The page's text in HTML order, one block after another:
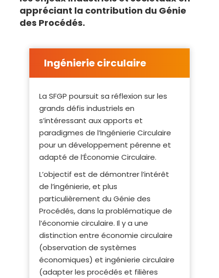
appréciant la contribution du Génie
des Procédés.
Ingénierie circulaire
La SFGP poursuit sa réflexion sur les
grands défis industriels en
s’intéressant aux apports et
paradigmes de l’Ingénierie Circulaire
pour un développement pérenne et
adapté de l’Économie Circulaire.
L’objectif est de démontrer l’intérêt
de l’ingénierie, et plus
particulièrement du Génie des
Procédés, dans la problématique de
l’économie circulaire. Il y a une
distinction entre économie circulaire
(observation de systèmes
économiques) et ingénierie circulaire
(adapter les procédés et filières